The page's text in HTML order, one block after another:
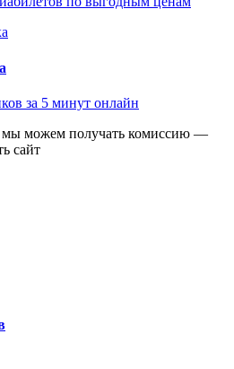
за 5 минут онлайн
мы можем получать комиссию —
сайт